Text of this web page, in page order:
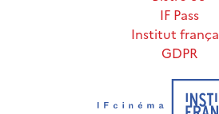
IF Pass
Institut
GDPR